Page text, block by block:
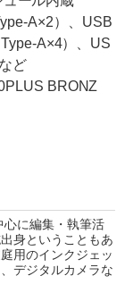
A×2）、USB
A×4）、US
ど
BRONZ
心に編集・執筆活
身ということもあ
用のインクジェッ
デジタルカメラな